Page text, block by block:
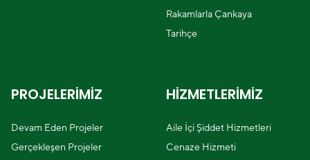
Rakamlarla Çankaya
Tarihçe
PROJELERİMİZ
Devam Eden Projeler
Gerçekleşen Projeler
HİZMETLERİMİZ
Aile İçi Şiddet Hizmetleri
Cenaze Hizmeti